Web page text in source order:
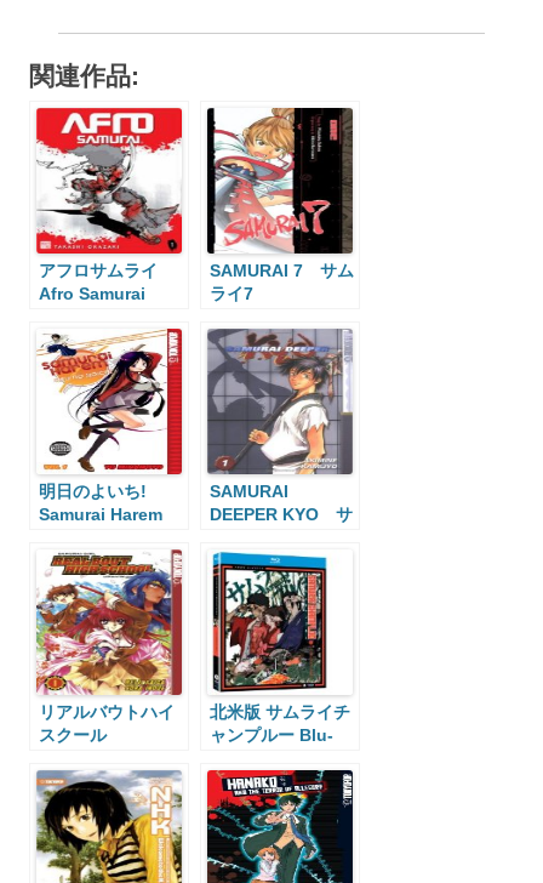
関連作品:
アフロサムライ
Afro Samurai
SAMURAI 7 サム
ライ7
明日のよいち!
Samurai Harem
SAMURAI
DEEPER KYO サ
キョウ
リアルバウトハイ
スクール
Bout High
School
北米版 サムライチ
ャンプルー Blu-